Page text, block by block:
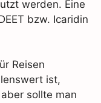
werden. Eine
bzw. Icaridin
Reisen
ist,
sollte man